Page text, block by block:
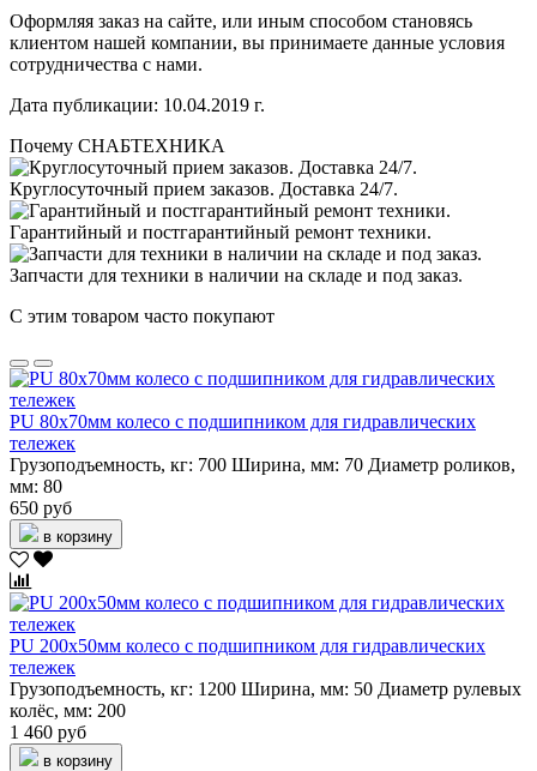
Оформляя заказ на сайте, или иным способом становясь
клиентом нашей компании, вы принимаете данные условия
сотрудничества с нами.
Дата публикации: 10.04.2019 г.
Почему СНАБТЕХНИКА
Круглосуточный прием заказов. Доставка 24/7.
Гарантийный и постгарантийный ремонт техники.
Запчасти для техники в наличии на складе и под заказ.
С этим товаром часто покупают
PU 80х70мм колесо с подшипником для гидравлических
тележек
Грузоподъемность, кг: 700 Ширина, мм: 70 Диаметр роликов,
мм: 80
650 руб
в корзину
PU 200х50мм колесо с подшипником для гидравлических
тележек
Грузоподъемность, кг: 1200 Ширина, мм: 50 Диаметр рулевых
колёс, мм: 200
1 460 руб
в корзину